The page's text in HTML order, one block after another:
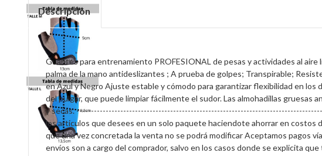
Descripción
Guantes para entrenamiento PROFESIONAL de pesas y actividades al
palma de la mano antideslizantes ; A prueba de golpes; Transpirable;
en Azul y Negro Ajuste estable y cómodo para garantizar flexibilidad en
del pulgar, que puede limpiar fácilmente el sudor. Las almohadillas
y secas.
los articulos que desees en un solo paquete haciendote ahorrar en costos
que una vez concretada la venta no se podrá modificar Aceptamos pagos
envíos son a cargo del comprador, salvo en los casos donde se explicita